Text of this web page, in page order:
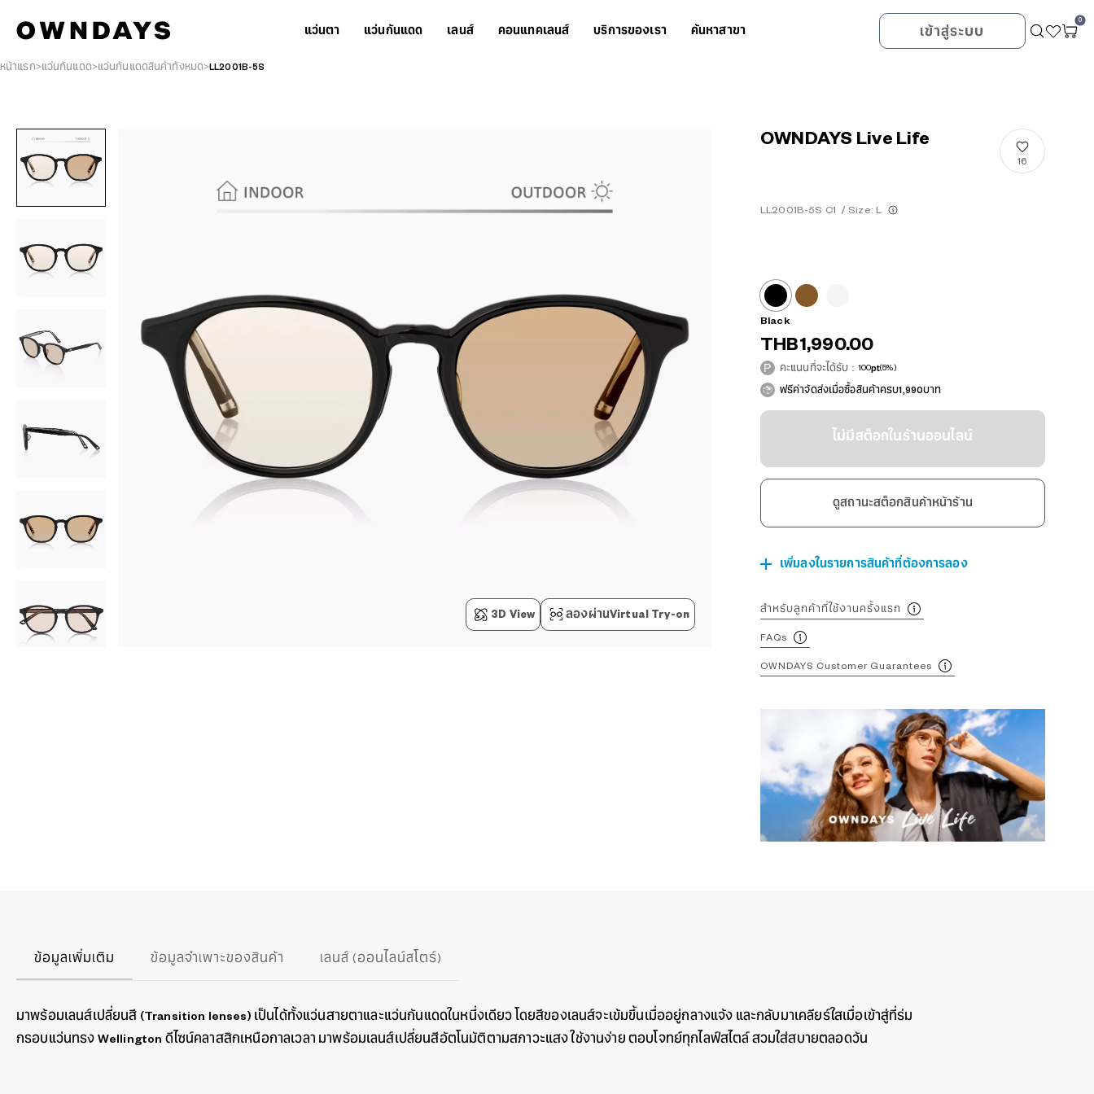
แว่นตา แว่นกันแดด เลนส์ คอนแทคเลนส์ บริการของเรา ค้นหาสาขา เข้าสู่ระบบ
0
หน้าแรก แว่นกันแดด แว่นกันแดดสินค้าทั้งหมด LL2001B-5S
3D View ลองผ่านVirtual Try-on
OWNDAYS Live Life
LL2001B-5S C1 / Size: L
16
Black
THB1,990.00
คะแนนที่จะได้รับ：100pt(5%)
ฟรีค่าจัดส่งเมื่อซื้อสินค้าครบ1,990บาท
ไม่มีสต็อกในร้านออนไลน์
ดูสถานะสต็อกสินค้าหน้าร้าน
เพิ่มลงในรายการสินค้าที่ต้องการลอง
สำหรับลูกค้าที่ใช้งานครั้งแรก
FAQs
OWNDAYS Customer Guarantees
ข้อมูลเพิ่มเติม ข้อมูลจำเพาะของสินค้า เลนส์ (ออนไลน์สโตร์)
มาพร้อมเลนส์เปลี่ยนสี (Transition lenses) เป็นได้ทั้งแว่นสายตาและแว่นกันแดดในหนึ่งเดียว โดยสีของเลนส์จะเข้มขึ้นเมื่ออยู่กลางแจ้ง และกลับมาเคลียร์ใสเมื่อเข้าสู่ที่ร่ม
กรอบแว่นทรง Wellington ดีไซน์คลาสสิกเหนือกาลเวลา มาพร้อมเลนส์เปลี่ยนสีอัตโนมัติตามสภาวะแสง ใช้งานง่าย ตอบโจทย์ทุกไลฟ์สไตล์​ สวมใส่สบายตลอดวัน